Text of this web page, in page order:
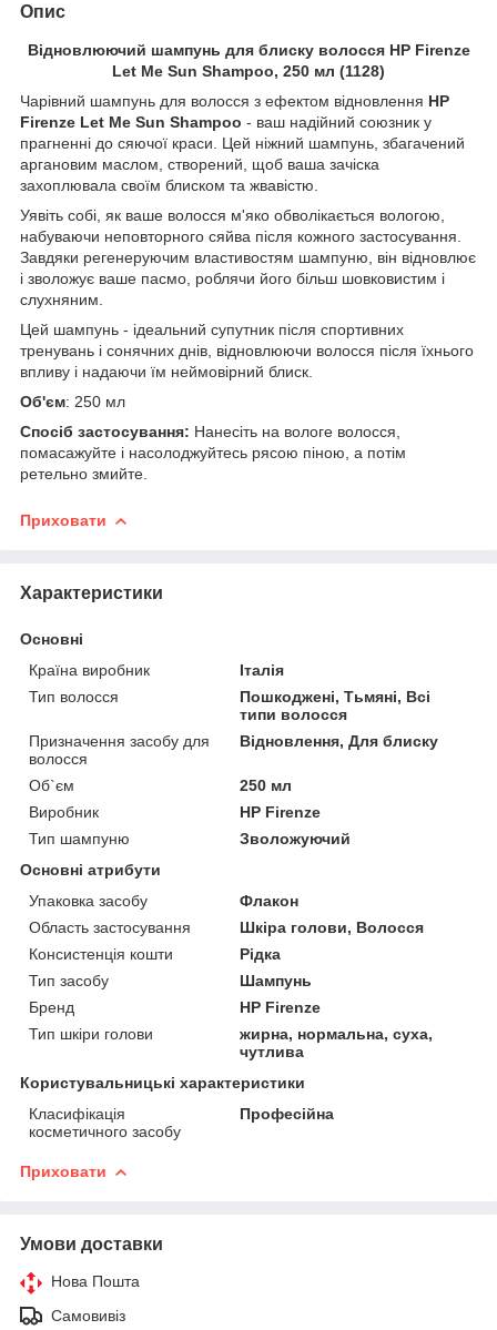
Опис
Відновлюючий шампунь для блиску волосся HP Firenze
Let Me Sun Shampoo, 250 мл (1128)
Чарівний шампунь для волосся з ефектом відновлення HP
Firenze Let Me Sun Shampoo - ваш надійний союзник у
прагненні до сяючої краси. Цей ніжний шампунь, збагачений
аргановим маслом, створений, щоб ваша зачіска
захоплювала своїм блиском та жвавістю.
Уявіть собі, як ваше волосся м'яко обволікається вологою,
набуваючи неповторного сяйва після кожного застосування.
Завдяки регенеруючим властивостям шампуню, він відновлює
і зволожує ваше пасмо, роблячи його більш шовковистим і
слухняним.
Цей шампунь - ідеальний супутник після спортивних
тренувань і сонячних днів, відновлюючи волосся після їхнього
впливу і надаючи їм неймовірний блиск.
Об'єм: 250 мл
Спосіб застосування: Нанесіть на вологе волосся,
помасажуйте і насолоджуйтесь рясою піною, а потім
ретельно змийте.
Приховати
Характеристики
Основні
Країна виробник
Італія
Тип волосся
Пошкоджені, Тьмяні, Всі
типи волосся
Призначення засобу для
волосся
Відновлення, Для блиску
Об`єм
250 мл
Виробник
HP Firenze
Тип шампуню
Зволожуючий
Основні атрибути
Упаковка засобу
Флакон
Область застосування
Шкіра голови, Волосся
Консистенція кошти
Рідка
Тип засобу
Шампунь
Бренд
HP Firenze
Тип шкіри голови
жирна, нормальна, суха,
чутлива
Користувальницькі характеристики
Класифікація
косметичного засобу
Професійна
Приховати
Умови доставки
Нова Пошта
Самовивіз